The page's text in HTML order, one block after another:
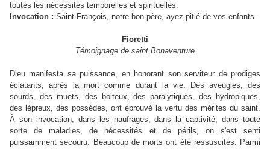
toutes les nécessités temporelles et spirituelles.
nvocation : Saint François, notre bon père, ayez pitié de vos enfants.
Fioretti
Témoignage de saint Bonaventure
Dieu manifesta sa puissance, en honorant son serviteur de prodiges
éclatants, après la mort comme durant la vie. Des aveugles, des
sourds, des muets, des boiteux, des paralytiques, des hydropiques,
des lépreux, des possédés, ont éprouvé la vertu des mérites du saint.
À son invocation, dans les naufrages, dans la captivité, dans toute
sorte de maladies, de nécessités et de périls, on s'est senti
puissamment secouru. Beaucoup de morts ont été ressuscités. Parmi